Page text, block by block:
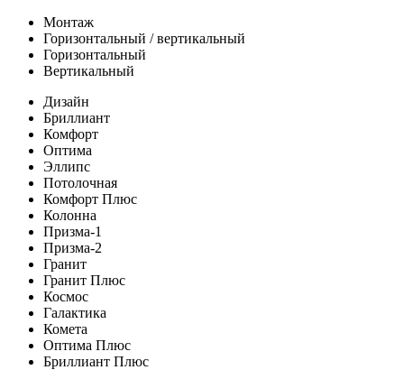
Монтаж
Горизонтальный / вертикальный
Горизонтальный
Вертикальный
Дизайн
Бриллиант
Комфорт
Оптима
Эллипс
Потолочная
Комфорт Плюс
Колонна
Призма-1
Призма-2
Гранит
Гранит Плюс
Космос
Галактика
Комета
Оптима Плюс
Бриллиант Плюс